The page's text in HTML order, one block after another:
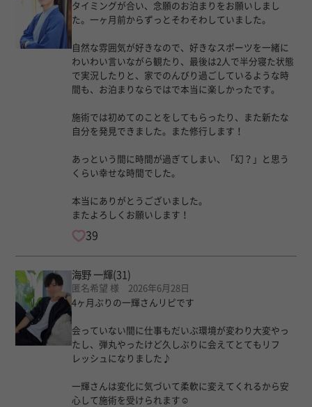
タイミングが合い、念願のお泊まりをお願いしまし
た。一ヶ月前からずっとそわそわしていました。
自然な雰囲気が好きなので、好きなスポーツを一緒に
わいわい言いながら観たり、最後は2人で半分寝た状態
で実況したりと、家でのんびり過ごしているような時
間も、お泊まりならではで本当に楽しかったです。
施術では初めてのことをしてもらったり、また新たな
自分を発見できました。また修行します！
あっという間に時間が過ぎてしまい、「幻？」と思う
くらい幸せな時間でした。
本当にありがとうございました。
またよろしくお願いします！
39
海野 一輝(31)
匿名希望 様 2026年6月28日
4ヶ月ぶりの一輝さんリピです
会っていない間に仕事もだいぶ環境が変わり大変やっ
たし、弾丸やったけど久しぶりに会えてとてもリフ
レッシュになりました♪
一輝さんは変化に気づいて柔軟に変えてくれるから安
心して施術を受けられます☺︎